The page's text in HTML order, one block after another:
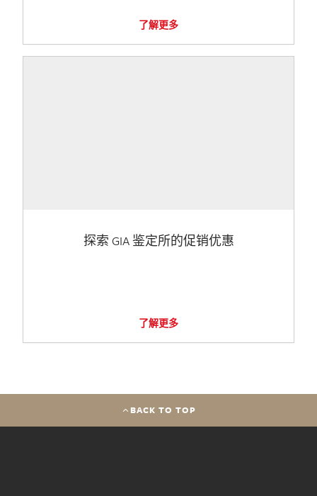
了解更多
探索 GIA 鉴定所的促销优惠
了解更多
BACK TO TOP